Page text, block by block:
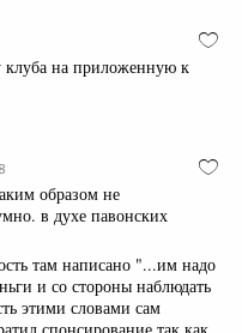
клуба на приложенную к
образом не
в духе павонских
там написано "...им надо
и со стороны наблюдать
этими словами сам
спонсирование так как